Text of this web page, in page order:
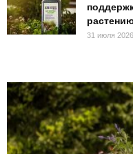
31 июля 2026